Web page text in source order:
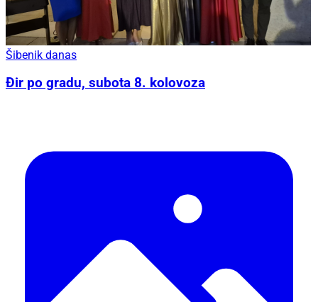
Šibenik danas
Đir po gradu, subota 8. kolovoza